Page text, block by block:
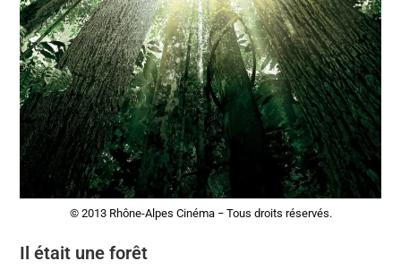
© 2013 Rhône-Alpes Cinéma − Tous droits réservés.
Il était une forêt